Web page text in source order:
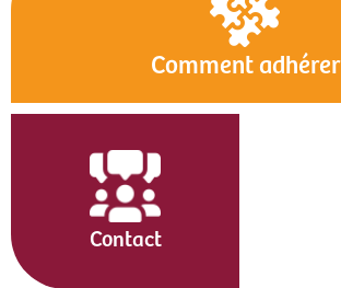
Comment adhérer
Contact